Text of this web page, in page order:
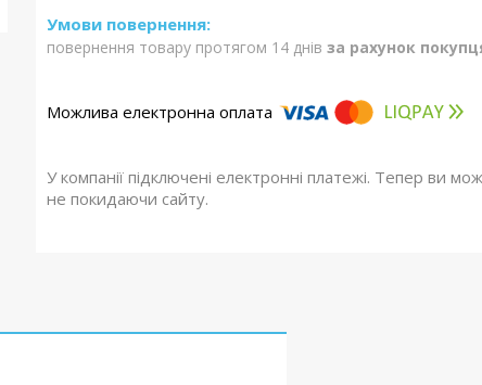
повернення товару протягом 14 днів за рахунок
У компанії підключені електронні платежі. Тепер ви
не покидаючи сайту.